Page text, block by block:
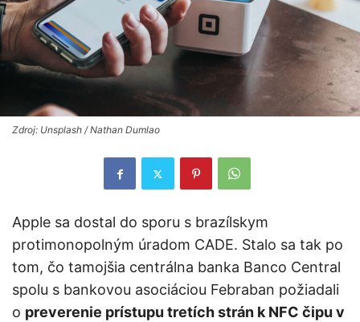
Zdroj: Unsplash / Nathan Dumlao
Apple sa dostal do sporu s brazílskym
protimonopolným úradom CADE. Stalo sa tak po
tom, čo tamojšia centrálna banka Banco Central
spolu s bankovou asociáciou Febraban požiadali
o preverenie prístupu tretích strán k NFC čipu v